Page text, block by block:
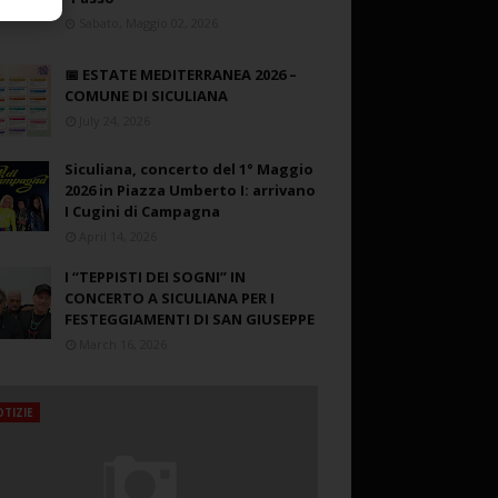
📅 ESTATE MEDITERRANEA 2026 –
COMUNE DI SICULIANA
Siculiana, concerto del 1° Maggio
2026 in Piazza Umberto I: arrivano
I Cugini di Campagna
I “TEPPISTI DEI SOGNI” IN
CONCERTO A SICULIANA PER I
FESTEGGIAMENTI DI SAN GIUSEPPE